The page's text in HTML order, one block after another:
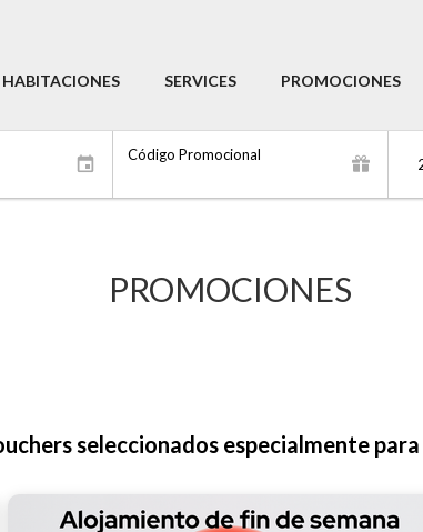
HABITACIONES SERVICES PROMOCIONES
Código Promocional
PROMOCIONES
seleccionados especialmente